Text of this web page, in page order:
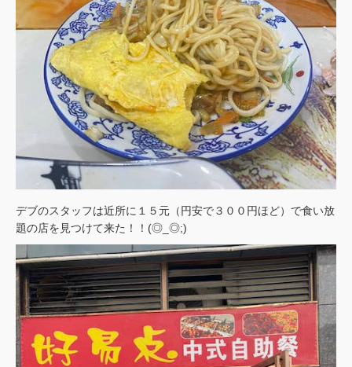
デブのスタッフは近所に１５元（円安で３００円ほど）で食い放
題の店を見つけて来た！！(◎_◎;)